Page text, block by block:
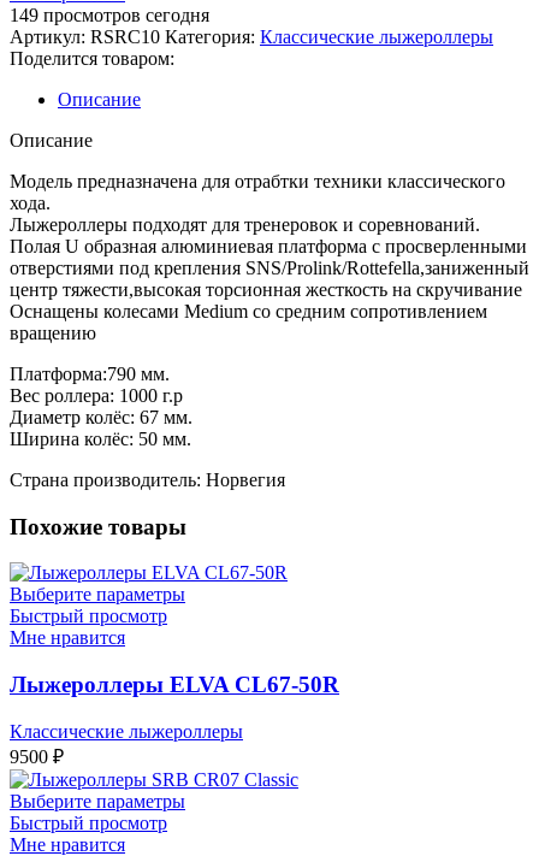
SWIX
ROADLINE
Сlassic
149 просмотров сегодня
Артикул: RSRC10 Категория: Классические лыжероллеры
Поделится товаром:
Описание
Описание
Модель предназначена для отрабтки техники классического
хода.
Лыжероллеры подходят для тренеровок и соревнований.
Полая U образная алюминиевая платформа с просверленными
отверстиями под крепления SNS/Prolink/Rottefella,заниженный
центр тяжести,высокая торсионная жесткость на скручивание
Оснащены колесами Medium со средним сопротивлением
вращению
Платформа:790 мм.
Вес роллера: 1000 г.р
Диаметр колёс: 67 мм.
Ширина колёс: 50 мм.
Страна производитель: Норвегия
Похожие товары
Выберите параметры
Быстрый просмотр
Мне нравится
Лыжероллеры ELVA CL67-50R
Классические лыжероллеры
9500 ₽
Выберите параметры
Быстрый просмотр
Мне нравится